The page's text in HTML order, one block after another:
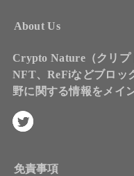
About Us
Crypto Nature（クリプ
NFT、ReFiなどブロッ
野に関する情報をメイ
免責事項